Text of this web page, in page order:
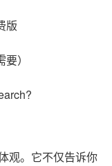
版
）
观。它不仅告诉你